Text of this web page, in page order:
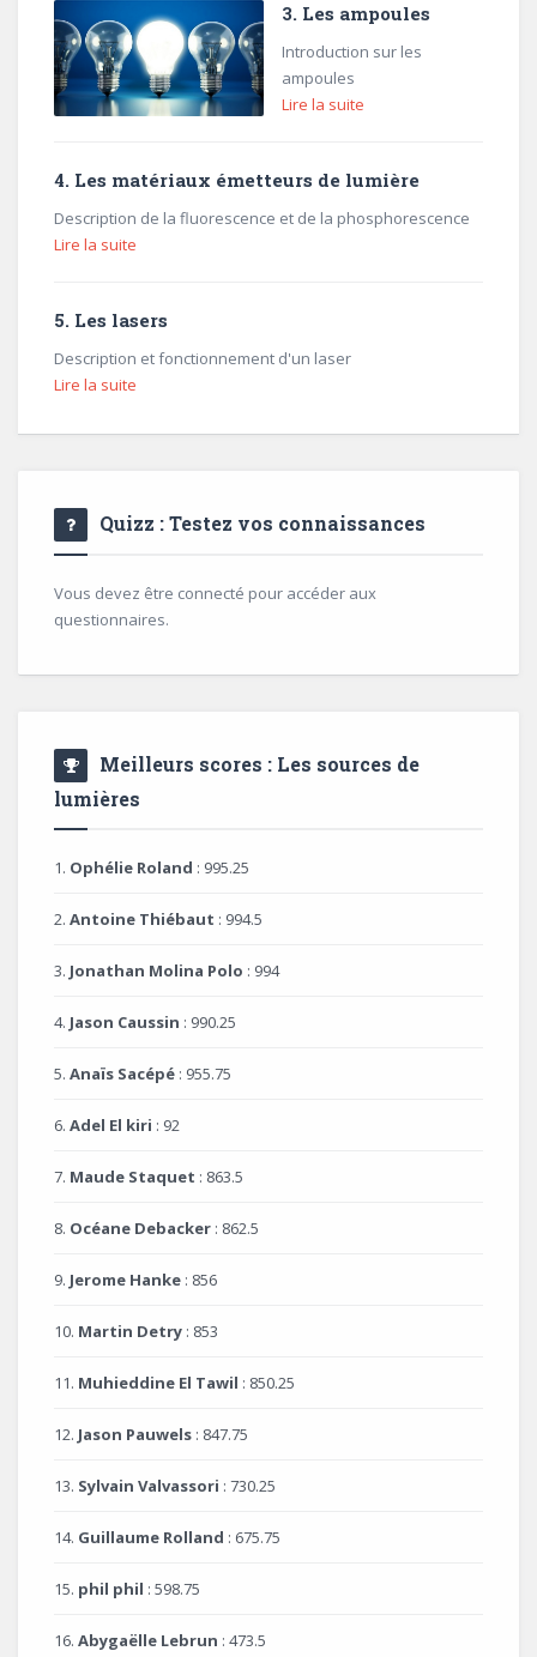
3. Les ampoules
Introduction sur les
ampoules
Lire la suite
4. Les matériaux émetteurs de lumière
Description de la fluorescence et de la phosphorescence
Lire la suite
5. Les lasers
Description et fonctionnement d'un laser
Lire la suite
Quizz : Testez vos connaissances
Vous devez être connecté pour accéder aux
questionnaires.
Meilleurs scores : Les sources de
lumières
1. Ophélie Roland : 995.25
2. Antoine Thiébaut : 994.5
3. Jonathan Molina Polo : 994
4. Jason Caussin : 990.25
5. Anaïs Sacépé : 955.75
6. Adel El kiri : 92
7. Maude Staquet : 863.5
8. Océane Debacker : 862.5
9. Jerome Hanke : 856
10. Martin Detry : 853
11. Muhieddine El Tawil : 850.25
12. Jason Pauwels : 847.75
13. Sylvain Valvassori : 730.25
14. Guillaume Rolland : 675.75
15. phil phil : 598.75
16. Abygaëlle Lebrun : 473.5